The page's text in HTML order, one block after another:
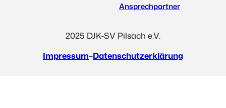
Ansprechpartner
2025 DJK-SV Pilsach e.V.
Impressum–Datenschutzerklärung